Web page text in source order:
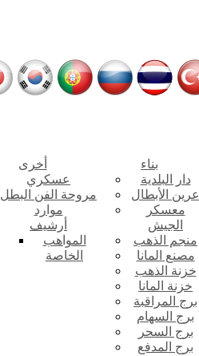
أخرى
عسكري
مروحة الفن البطل
موارد
أرشيف
المواهب
الخاصة
بناء
دار البلدية
عرين الأبطال
معسكر
الجيش
منجم الذهب
مصنع المانا
خزنة الذهب
خزنة المانا
برج المراقبة
برج السهام
برج السحر
برج المدفع